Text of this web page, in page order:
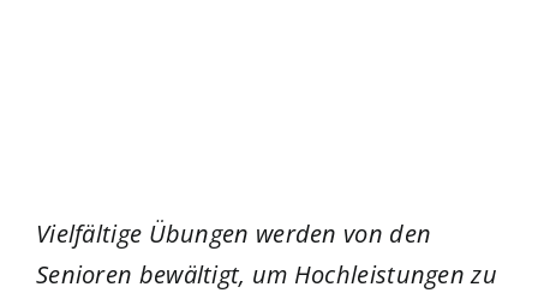
Vielfältige Übungen werden von den
Senioren bewältigt, um Hochleistungen zu